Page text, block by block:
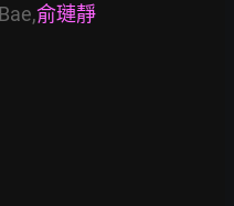
俞璉靜